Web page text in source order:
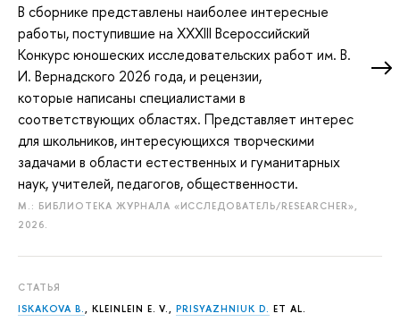
В сборнике представлены наиболее интересные
работы, поступившие на ХXXIII Всероссийский
Конкурс юношеских исследовательских работ им. В.
И. Вернадского 2026 года, и рецензии,
которые написаны специалистами в
соответствующих областях. Представляет интерес
для школьников, интересующихся творческими
задачами в области естественных и гуманитарных
наук, учителей, педагогов, общественности.
М.: БИБЛИОТЕКА ЖУРНАЛА «ИССЛЕДОВАТЕЛЬ/RESEARCHER»,
2026.
СТАТЬЯ
ISKAKOVA B., KLEINLEIN E. V.,PRISYAZHNIUK D. ET AL.